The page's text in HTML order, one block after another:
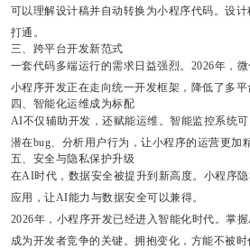
可以理解设计稿并自动转换为小程序代码。设
打通。
三、跨平台开发新范式
一套代码多端运行的需求日益强烈。2026年，
小程序开发正在走向统一开发框架，降低了多平
四、智能化运维成为标配
AI不仅辅助开发，还赋能运维。智能监控系统
潜在bug、分析用户行为，让小程序的运营更加
五、安全与隐私保护升级
在AI时代，数据安全被提升到新高度。小程序
应用，让AI能力与数据安全可以兼得。
2026年，小程序开发已经进入智能化时代。掌
成为开发者竞争的关键。拥抱变化，方能不被时